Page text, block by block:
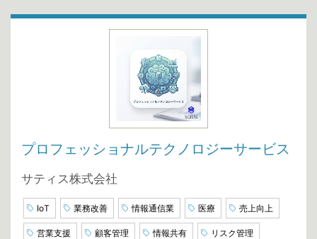
プロフェッショナルテクノロジーサービス
サティス株式会社
IoT 業務改善 情報通信業 医療 売上向上
営業支援 顧客管理 情報共有 リスク管理